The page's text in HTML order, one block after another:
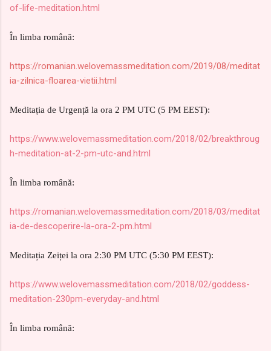
of-life-meditation.html
În limba română:
https://romanian.welovemassmeditation.com/2019/08/meditat
ia-zilnica-floarea-vietii.html
Meditația de Urgență la ora 2 PM UTC (5 PM EEST):
https://www.welovemassmeditation.com/2018/02/breakthroug
h-meditation-at-2-pm-utc-and.html
În limba română:
https://romanian.welovemassmeditation.com/2018/03/meditat
ia-de-descoperire-la-ora-2-pm.html
Meditația Zeiței la ora 2:30 PM UTC (5:30 PM EEST):
https://www.welovemassmeditation.com/2018/02/goddess-
meditation-230pm-everyday-and.html
În limba română: